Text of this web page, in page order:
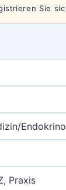
Sie
Praxis